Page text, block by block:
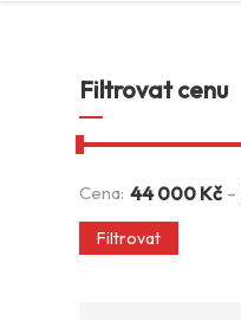
Filtrovat cenu
Cena: 44 000 Kč -
Filtrovat